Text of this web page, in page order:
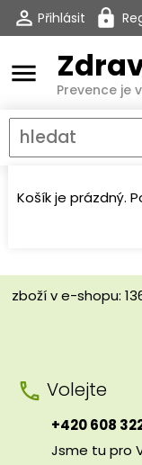
Přihlásit
menu
Prevence je
Košík je prázdný.
zboží v e-shopu:
Volejte
+420 608
Jsme tu pro